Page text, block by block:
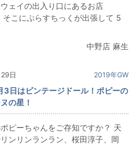
ェイの出入り口にあるお店
そこにぷらすちっくが出張して 5
中野店 麻生
日 2019年GW
3日はビンテージドール！ポピーの
の星！
ピーちゃんをご存知ですか？ 天
ンリンランラン、桜田淳子、岡